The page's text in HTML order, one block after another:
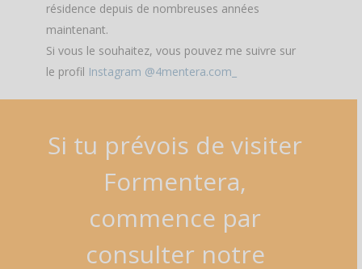
résidence depuis de nombreuses années
maintenant.
Si vous le souhaitez, vous pouvez me suivre sur
le profil Instagram @4mentera.com_
Si tu prévois de visiter
Formentera,
commence par
consulter notre